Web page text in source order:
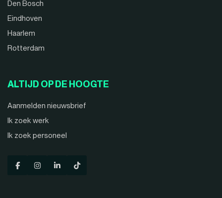
Den Bosch
Eindhoven
Haarlem
Rotterdam
ALTIJD OP DE HOOGTE
Aanmelden nieuwsbrief
Ik zoek werk
Ik zoek personeel